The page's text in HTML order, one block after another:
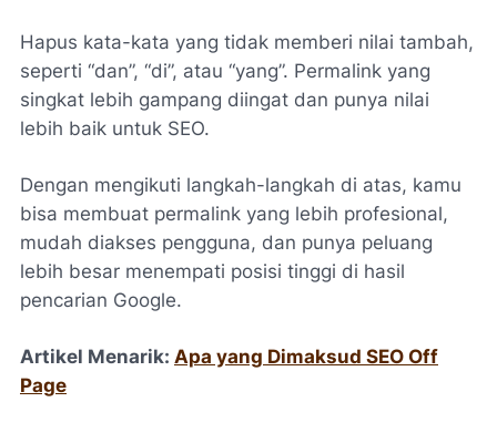
Hapus kata-kata yang tidak memberi nilai tambah,
seperti “dan”, “di”, atau “yang”. Permalink yang
singkat lebih gampang diingat dan punya nilai
lebih baik untuk SEO.
Dengan mengikuti langkah-langkah di atas, kamu
bisa membuat permalink yang lebih profesional,
mudah diakses pengguna, dan punya peluang
lebih besar menempati posisi tinggi di hasil
pencarian Google.
Artikel Menarik: Apa yang Dimaksud SEO Off
Page